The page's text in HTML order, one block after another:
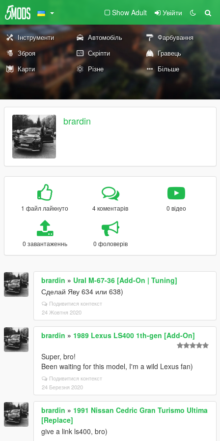
Show Adult Увійти
Інструменти Автомобіль
Фарбування
Зброя
Скріпти
Гравець
Карти
Різне Більше
brardin
1 файл лайкнуто 4 коментарів 0 відео
0 завантаженнь 0 фоловерів
brardin » Ural M-67-36 [Add-On | Tuning]
Сделай Яву 634 или 638)
Подивитися контекст
24 Жовтня 2020
brardin » 1989 Lexus LS400 1th-gen [Add-On]
Super, bro!
Been waiting for this model, I'm a wild Lexus fan)
Подивитися контекст
24 Березня 2020
brardin » 1991 Nissan Cedric Gran Turismo Ultima
[Replace]
give a link ls400, bro)